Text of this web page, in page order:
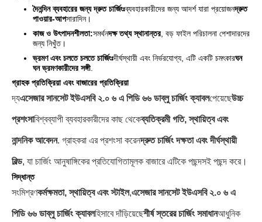
দৈনন্দিন ব্যবহারের জন্য দ্রুত চার্জিংঃব্যবহারকারীদের জন্য আদর্শ যারা প্রয়োজনদ্রুত
পাওয়ার-আপসারাদিন।
কাজ ও উৎপাদনশীলতা:সমর্থনদক্ষ তথ্য স্থানান্তর, বড় ফাইল পরিচালনা পেশাদারদের
জন্য নিখুঁত।
ভ্রমণ এবং চলতে চলতে চার্জিংঃদীর্ঘস্থায়ী এবং নির্ভরযোগ্য, এটি একটি চমৎকারঘন
ঘন ভ্রমণকারীদের সঙ্গী
গ্রাহক প্রতিক্রিয়া এবং বাজারের প্রতিক্রিয়া
দ্যএসেজার সানসেট ইউএসবি ২.০ ৬ এ পিডি ৬৬ ডাব্লু চার্জিং ক্যাবলপেয়েছেউচ্চ
প্রশংসাবিশ্বব্যাপী ব্যবহারকারীদের কাছ থেকেব্যতিক্রমী গতি, স্থায়িত্ব এবং
নান্দনিক আবেদন. গ্রাহকরা এর প্রশংসা করেনদ্রুত চার্জিং দক্ষতা এবং দীর্ঘস্থায়ী
বিল্ড, যা চার্জিং আনুষাঙ্গিকের প্রতিযোগিতামূলক বাজারে এটিকে পছন্দসই পছন্দ করে।
সিদ্ধান্ত
সংমিশ্রণকর্মক্ষমতা, স্থায়িত্ব এবং স্টাইল,এসেজার সানসেট ইউএসবি ২.০ ৬ এ
পিডি ৬৬ ডাব্লু চার্জিং ক্যাবলহিসাবে দাঁড়িয়েছেশীর্ষ স্তরের চার্জিং সমাধানআধুনিক